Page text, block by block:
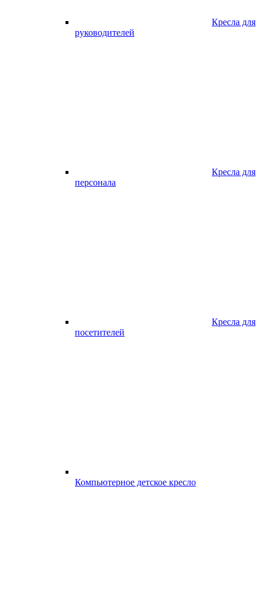
Кресла для
руководителей
Кресла для
персонала
Кресла для
посетителей
Компьютерное детское кресло